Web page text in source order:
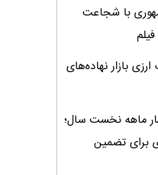
با شجاعت
بازار نهاده‌های
در چهار ماهه نخست سال؛
برای تضمین